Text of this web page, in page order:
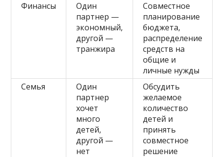
Финансы
Один
партнер —
экономный,
другой —
транжира
Совместное
планирование
бюджета,
распределение
средств на
общие и
личные нужды
Семья
Один
партнер
хочет
много
детей,
другой —
нет
Обсудить
желаемое
количество
детей и
принять
совместное
решение